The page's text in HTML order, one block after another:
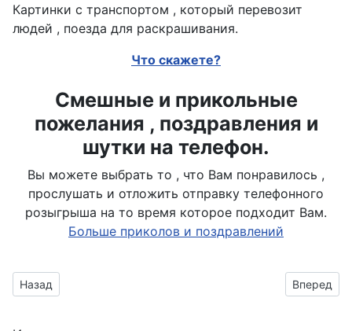
Картинки с транспортом , который перевозит
людей , поезда для раскрашивания.
Что скажете?
Смешные и прикольные
пожелания , поздравления и
шутки на телефон.
Вы можете выбрать то , что Вам понравилось ,
прослушать и отложить отправку телефонного
розыгрыша на то время которое подходит Вам.
Больше приколов и поздравлений
Предыдущий материал: с новогодними подарками
Назад Вперед